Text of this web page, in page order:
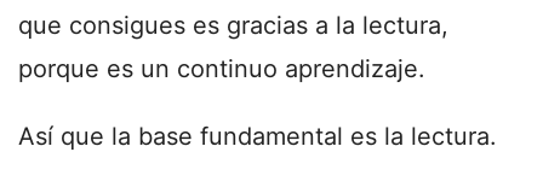
que consigues es gracias a la lectura,
porque es un continuo aprendizaje.
Así que la base fundamental es la lectura.